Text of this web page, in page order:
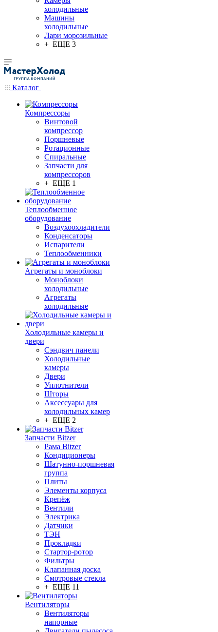
холодильные
Машины
холодильные
Лари морозильные
+ ЕЩЕ 3
Каталог
Компрессоры
Винтовой
компрессор
Поршневые
Ротационные
Спиральные
Запчасти для
компрессоров
+ ЕЩЕ 1
Теплообменное
оборудование
Воздухоохладители
Конденсаторы
Испарители
Теплообменники
Агрегаты и моноблоки
Моноблоки
холодильные
Агрегаты
холодильные
Холодильные камеры и
двери
Сэндвич панели
Холодильные
камеры
Двери
Уплотнители
Шторы
Аксессуары для
холодильных камер
+ ЕЩЕ 2
Запчасти Bitzer
Рама Bitzer
Кондиционеры
Шатунно-поршневая
группа
Плиты
Элементы корпуса
Крепёж
Вентили
Электрика
Датчики
ТЭН
Прокладки
Стартор-ротор
Фильтры
Клапанная доска
Смотровые стекла
+ ЕЩЕ 11
Вентиляторы
Вентиляторы
напорные